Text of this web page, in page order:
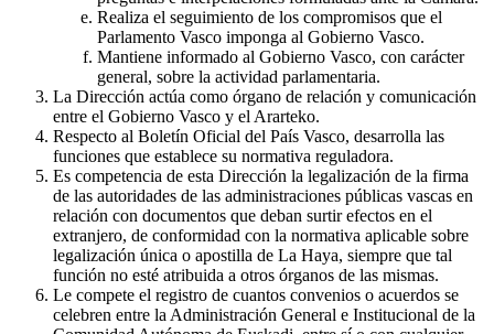
Realiza el seguimiento de los compromisos que el
Parlamento Vasco imponga al Gobierno Vasco.
Mantiene informado al Gobierno Vasco, con carácter
general, sobre la actividad parlamentaria.
La Dirección actúa como órgano de relación y comunicación
entre el Gobierno Vasco y el Ararteko.
Respecto al Boletín Oficial del País Vasco, desarrolla las
funciones que establece su normativa reguladora.
Es competencia de esta Dirección la legalización de la firma
de las autoridades de las administraciones públicas vascas en
relación con documentos que deban surtir efectos en el
extranjero, de conformidad con la normativa aplicable sobre
legalización única o apostilla de La Haya, siempre que tal
función no esté atribuida a otros órganos de las mismas.
Le compete el registro de cuantos convenios o acuerdos se
celebren entre la Administración General e Institucional de la